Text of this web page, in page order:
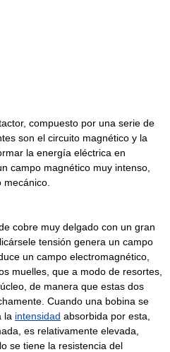
compuesto por una serie de
son el circuito magnético y la
la energía eléctrica en
campo magnético muy intenso,
cobre muy delgado con un gran
tensión genera un campo
un campo electromagnético,
muelles, que a modo de resortes,
de manera que estas dos
Cuando una bobina se
la intensidad absorbida por esta,
es relativamente elevada,
se tiene la resistencia del